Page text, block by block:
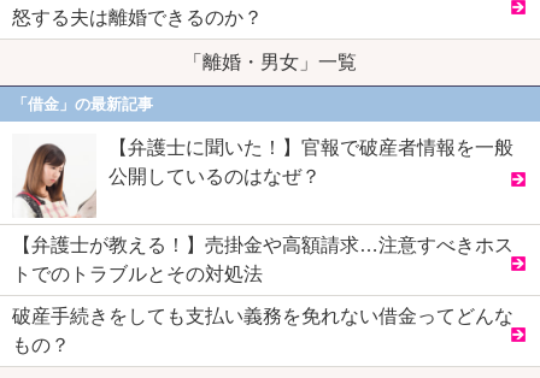
怒する夫は離婚できるのか？
「離婚・男女」一覧
「借金」の最新記事
【弁護士に聞いた！】官報で破産者情報を一般
公開しているのはなぜ？
【弁護士が教える！】売掛金や高額請求…注意すべきホス
トでのトラブルとその対処法
破産手続きをしても支払い義務を免れない借金ってどんな
もの？